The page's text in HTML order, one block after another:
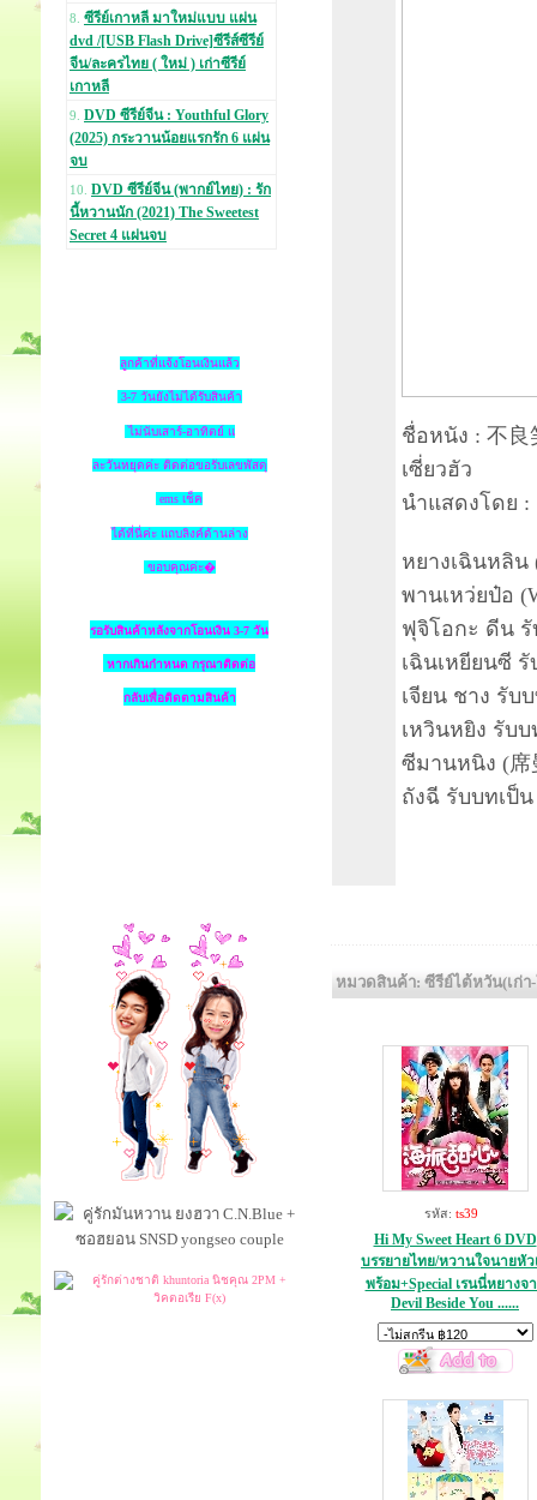
8. ซีรีย์เกาหลี มาใหม่แบบ แผ่น
dvd /[USB Flash Drive]ซีรีส์ซีรีย์
จีน/ละครไทย ( ใหม่ ) เก่าซีรีย์
เกาหลี
9. DVD ซีรีย์จีน : Youthful Glory
(2025) กระวานน้อยแรกรัก 6 แผ่น
จบ
10. DVD ซีรีย์จีน (พากย์ไทย) : รัก
นี้หวานนัก (2021) The Sweetest
Secret 4 แผ่นจบ
ลูกค้าที่แจ้งโอนเงินแล้ว
3-7 วันยังไม่ได้รับสินค้า
ไม่นับเสาร์-อาทิตย์ แ
ละวันหยุดค่ะ ติดต่อขอรับเลขพัสดุ
ems เช็ค
ได้ที่นี่ค่ะ แถบลิงค์ด้านล่าง
ขอบคุณค่ะ�
รอรับสินค้าหลังจากโอนเงิน 3-7 วัน
หากเกินกำหนด กรุณาติดต่อ
กลับเพื่อติดตามสินค้า
ชื่อหนัง : 不良
เซี่ยวฮัว
นำแสดงโดย :
หยางเฉินหลิน
พานเหว่ยป๋อ
ฟุจิโอกะ ดีน รั
เฉินเหยียนซี รั
เจียน ชาง รับ
เหวินหยิง รับ
ซีมานหนิง (席
ถังฉี รับบทเป็น
หมวดสินค้า: ซีรีย์ไต้หวัน(เก่า
รหัส: ts39
Hi My Sweet Heart 6 DVD
บรรยายไทย/หวานใจนายหัว
พร้อม+Special เรนนี่หยางจ
Devil Beside You ......